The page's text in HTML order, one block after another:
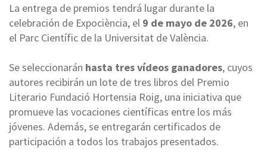
La entrega de premios tendrá lugar durante la
celebración de Expociència, el 9 de mayo de 2026, en
el Parc Científic de la Universitat de València.
Se seleccionarán hasta tres vídeos ganadores, cuyos
autores recibirán un lote de tres libros del Premio
Literario Fundació Hortensia Roig, una iniciativa que
promueve las vocaciones científicas entre los más
jóvenes. Además, se entregarán certificados de
participación a todos los trabajos presentados.